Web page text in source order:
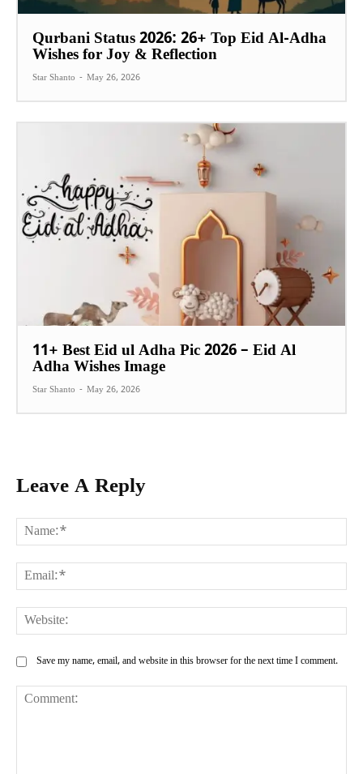
Qurbani Status 2026: 26+ Top Eid Al-Adha
Wishes for Joy & Reflection
Star Shanto - May 26, 2026
11+ Best Eid ul Adha Pic 2026 – Eid Al
Adha Wishes Image
Star Shanto - May 26, 2026
Leave A Reply
Save my name, email, and website in this browser for the next time I comment.